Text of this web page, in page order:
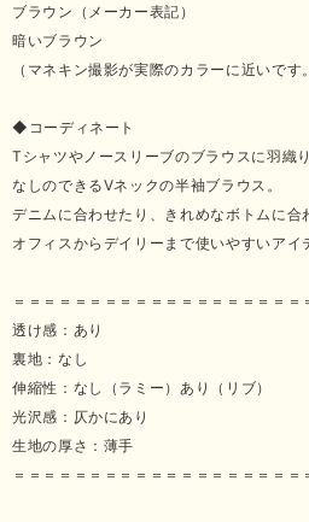
ブラウン（メーカー表記）
暗いブラウン
（マネキン撮影が実際のカラーに近いです
◆コーディネート
Tシャツやノースリーブのブラウスに羽織
なしのできるVネックの半袖ブラウス。
デニムに合わせたり、きれめなボトムに合
オフィスからデイリーまで使いやすいアイ
＝＝＝＝＝＝＝＝＝＝＝＝＝＝＝＝＝＝＝
透け感：あり
裏地：なし
伸縮性：なし（ラミー）あり（リブ）
光沢感：仄かにあり
生地の厚さ：薄手
＝＝＝＝＝＝＝＝＝＝＝＝＝＝＝＝＝＝＝